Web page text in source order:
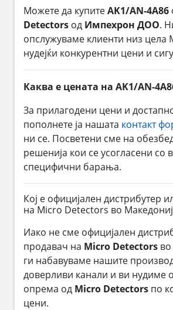
Можете да купитеAK1/AN-4A86
Detectors од Импехрон ДОО.
опслужуваме клиенти низ цела
нудејќи конкурентни цени и
Каква е цената на AK1/AN-
За прилагодени цени и
пополнете ја нашата контакт
ни се. Посветени сме на
решенија кои се усогласени со
специфични барања.
Кој е официјален дистрибутер
на Micro Detectors во
Иако не сме официјален
продавач на Micro Detectors
ги набавуваме нашите
доверливи канали и ви нудиме
опрема од Micro Detectors по
цени.